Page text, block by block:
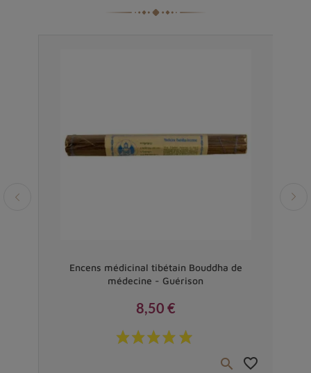
Encens médicinal tibétain Bouddha de
médecine - Guérison
Prix
8,50 €
 favorite_border